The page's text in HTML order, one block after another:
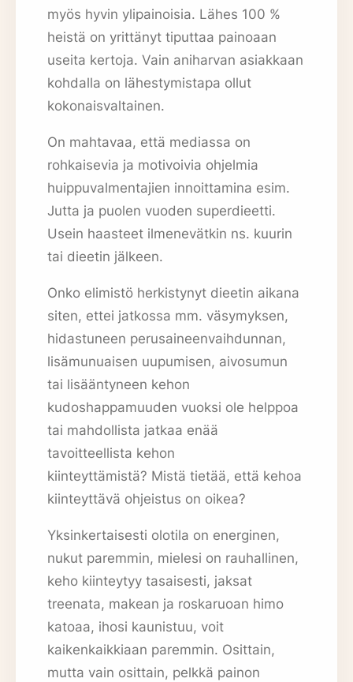
myös hyvin ylipainoisia. Lähes 100 %
heistä on yrittänyt tiputtaa painoaan
useita kertoja. Vain aniharvan asiakkaan
kohdalla on lähestymistapa ollut
kokonaisvaltainen.
On mahtavaa, että mediassa on
rohkaisevia ja motivoivia ohjelmia
huippuvalmentajien innoittamina esim.
Jutta ja puolen vuoden superdieetti.
Usein haasteet ilmenevätkin ns. kuurin
tai dieetin jälkeen.
Onko elimistö herkistynyt dieetin aikana
siten, ettei jatkossa mm. väsymyksen,
hidastuneen perusaineenvaihdunnan,
lisämunuaisen uupumisen, aivosumun
tai lisääntyneen kehon
kudoshappamuuden vuoksi ole helppoa
tai mahdollista jatkaa enää
tavoitteellista kehon
kiinteyttämistä? Mistä tietää, että kehoa
kiinteyttävä ohjeistus on oikea?
Yksinkertaisesti olotila on energinen,
nukut paremmin, mielesi on rauhallinen,
keho kiinteytyy tasaisesti, jaksat
treenata, makean ja roskaruoan himo
katoaa, ihosi kaunistuu, voit
kaikenkaikkiaan paremmin. Osittain,
mutta vain osittain, pelkkä painon